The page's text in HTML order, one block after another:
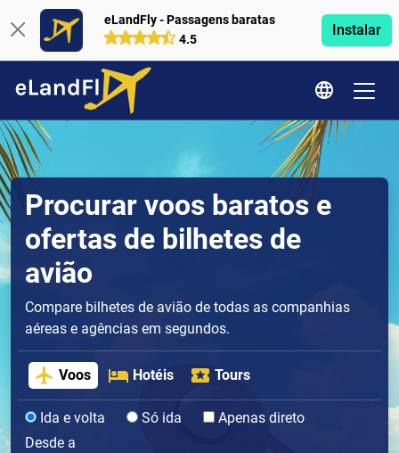
eLandFly - Passagens baratas
4.5
Instalar
Procurar voos baratos e
ofertas de bilhetes de
avião
Compare bilhetes de avião de todas as companhias
aéreas e agências em segundos.
Voos Hotéis Tours
Ida e volta Só ida
Apenas direto
Desde a